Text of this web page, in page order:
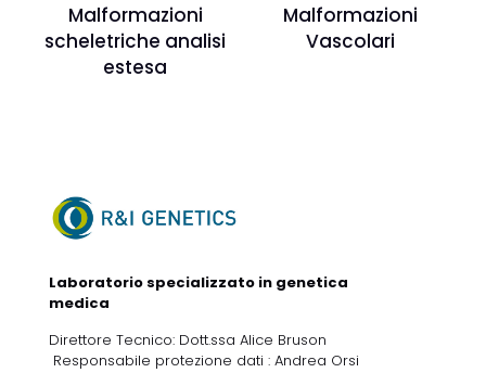
Malformazioni
scheletriche analisi
estesa
Malformazioni
Vascolari
Laboratorio specializzato in genetica
medica
Direttore Tecnico: Dott.ssa Alice Bruson
Responsabile protezione dati : Andrea Orsi